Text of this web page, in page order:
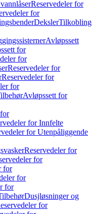
Reservedeler for
for
Deksler
Avløpssett
for
for
Reservedeler for
Reservedeler for
for
Avløpssett for
for Innfelte
for Utenpåliggende
Reservedeler for
for
for
for
for
Dusjløsninger og
for